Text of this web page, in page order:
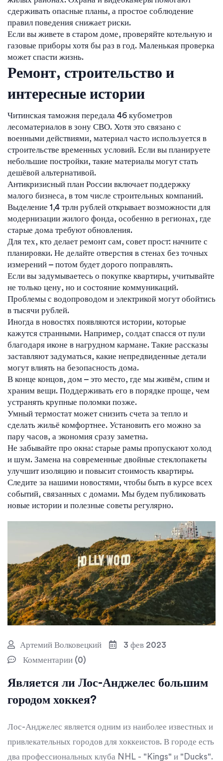
сдерживать опасные планы, а простое соблюдение
правил поведения снижает риски.
Если вы живете в старом доме, проверяйте котельную и
газовые приборы хотя бы раз в год. Маленькая проверка
может спасти жизнь.
Ремонт, строительство и
интересные истории
Читинская таможня передала 46 кубометров
лесоматериалов в зону СВО. Хотя это связано с
военными действиями, материал часто используется в
строительстве временных условий. Если вы планируете
небольшие постройки, такие материалы могут стать
дешёвой альтернативой.
Антикризисный план России включает поддержку
малого бизнеса, в том числе строительных компаний.
Выделение 1,4 трлн рублей открывает возможности для
модернизации жилого фонда, особенно в регионах, где
старые дома требуют обновления.
Для тех, кто делает ремонт сам, совет прост: начните с
планировки. Не делайте отверстия в стенах без точных
измерений – потом будет дорого поправлять.
Если вы задумываетесь о покупке квартиры, учитывайте
не только цену, но и состояние коммуникаций.
Проблемы с водопроводом и электрикой могут обойтись
в тысячи рублей.
Иногда в новостях появляются истории, которые
кажутся странными. Например, солдат спасся от пули
благодаря иконе в нагрудном кармане. Такие рассказы
заставляют задуматься, какие непредвиденные детали
могут влиять на безопасность дома.
В конце концов, дом – это место, где мы живём, спим и
храним вещи. Поддерживать его в порядке проще, чем
устранять крупные поломки позже.
Умный термостат может снизить счета за тепло и
сделать жильё комфортнее. Установить его можно за
пару часов, а экономия сразу заметна.
Не забывайте про окна: старые рамы пропускают холод
и шум. Замена на современные двойные стеклопакеты
улучшит изоляцию и повысит стоимость квартиры.
Следите за нашими новостями, чтобы быть в курсе всех
событий, связанных с домами. Мы будем публиковать
новые истории и полезные советы регулярно.
Артемий Волковецкий
3 фев 2023
Комментарии (0)
Является ли Лос-Анджелес большим
городом хоккея?
Лос-Анджелес является одним из наиболее известных и
привлекательных городов для хоккеистов. В городе есть
два профессиональных клуба NHL - "Kings" и "Ducks".